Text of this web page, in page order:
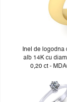
Inel de logodna
alb 14K cu
0,20 ct -